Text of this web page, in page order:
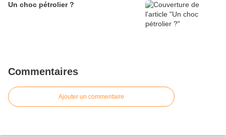
Un choc pétrolier ?
Commentaires
Ajouter un commentaire